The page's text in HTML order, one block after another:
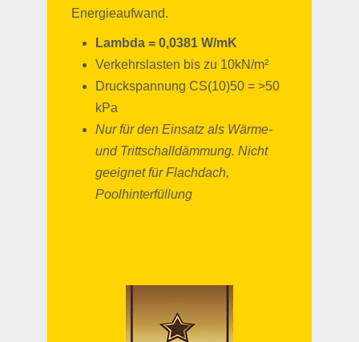
Energieaufwand.
Lambda = 0,0381 W/mK
Verkehrslasten bis zu 10kN/m²
Druckspannung CS(10)50 = >50
kPa
Nur für den Einsatz als Wärme-
und Trittschalldämmung. Nicht
geeignet fürFlachdach,
Poolhinterfüllung